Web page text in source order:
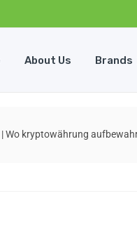
About Us Brands
Wo kryptowährung